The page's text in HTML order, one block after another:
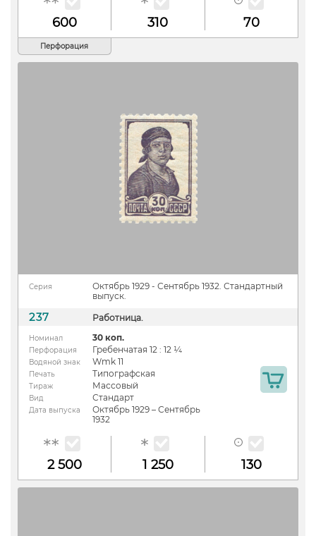
600 310 70
Перфорация
Серия
Октябрь 1929 - Сентябрь 1932. Стандартный
выпуск.
237 Работница.
Номинал 30 коп.
Перфорация Гребенчатая 12 : 12 ¼
Водяной знак Wmk 11
Печать Типографская
Тираж Массовый
Вид Стандарт
Дата выпуска
Октябрь 1929 – Сентябрь
1932
2 500 1 250 130